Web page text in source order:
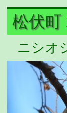
松伏町
ニシオ